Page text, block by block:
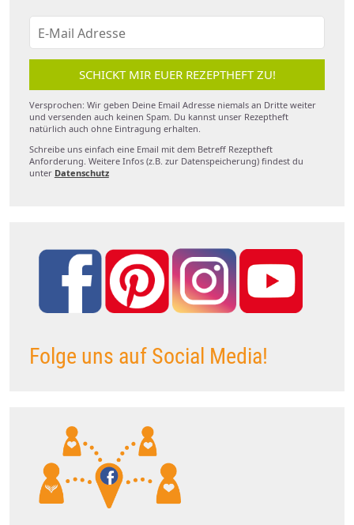
SCHICKT MIR EUER REZEPTHEFT ZU!
Versprochen: Wir geben Deine Email Adresse niemals an Dritte weiter
und versenden auch keinen Spam. Du kannst unser Rezeptheft
natürlich auch ohne Eintragung erhalten.
Schreibe uns einfach eine Email mit dem Betreff Rezeptheft
Anforderung. Weitere Infos (z.B. zur Datenspeicherung) findest du
unter Datenschutz
Folge uns auf Social Media!